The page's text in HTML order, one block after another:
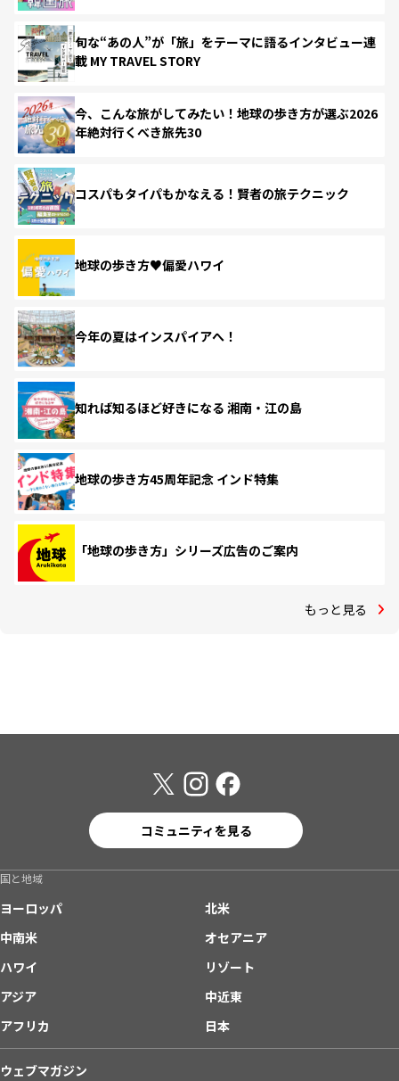
旬な“あの人”が「旅」をテーマに語るインタビュー連
載 MY TRAVEL STORY
今、こんな旅がしてみたい！地球の歩き方が選ぶ2026
年絶対行くべき旅先30
コスパもタイパもかなえる！賢者の旅テクニック
地球の歩き方♥偏愛ハワイ
今年の夏はインスパイアへ！
知れば知るほど好きになる 湘南・江の島
地球の歩き方45周年記念 インド特集
「地球の歩き方」シリーズ広告のご案内
もっと見る
コミュニティを見る
国と地域
ヨーロッパ
北米
中南米
オセアニア
ハワイ
リゾート
アジア
中近東
アフリカ
日本
ウェブマガジン